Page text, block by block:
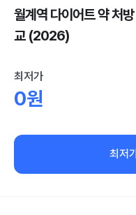
월계역 다이어트 약 처
교 (2026)
최저가
0원
최저